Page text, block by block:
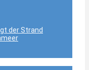
der Strand